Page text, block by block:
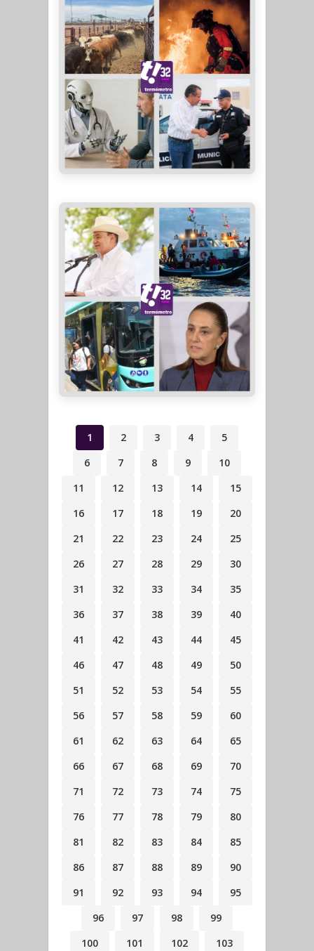
1 2 3 4
5
6
7 8 9
10
11
12 13 14
15
16
17 18 19
20
21
22 23 24
25
26
27 28 29
30
31
32 33 34
35
36
37 38 39
40
41
42 43 44
45
46
47 48 49
50
51
52 53 54
55
56
57 58 59
60
61
62 63 64
65
66
67 68 69
70
71
72 73 74
75
76
77 78 79
80
81
82 83 84
85
86
87 88 89
90
91
92 93 94
95
96
97 98
99
100
101 102
103